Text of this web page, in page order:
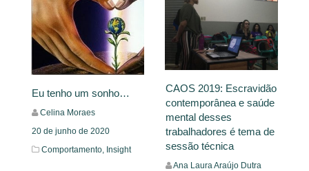
Eu tenho um sonho…
Celina Moraes
20 de junho de 2020
Comportamento, Insight
CAOS 2019: Escravidão
contemporânea e saúde
mental desses
trabalhadores é tema de
sessão técnica
Ana Laura Araújo Dutra